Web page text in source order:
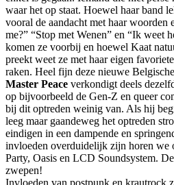
waar het op staat. Hoewel haar band
vooral de aandacht met haar
me?” “Stop met Wenen” en “Ik weet
komen ze voorbij en hoewel Kaat
preekt weet ze met haar eigen
raken. Heel fijn deze nieuwe
Master Peace verkondigt deels
op bijvoorbeeld de Gen-Z en queer
bij dit optreden weinig van. Als hij
leeg maar gaandeweg het optreden
eindigen in een dampende en
invloeden overduidelijk zijn horen we
Party, Oasis en LCD Soundsystem.
zwepen!
Invloeden van postpunk en krautrock